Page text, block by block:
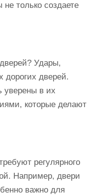
только создаете
Удары,
дверей.
уверены в их
которые делают
регулярного
Например, двери
важно для